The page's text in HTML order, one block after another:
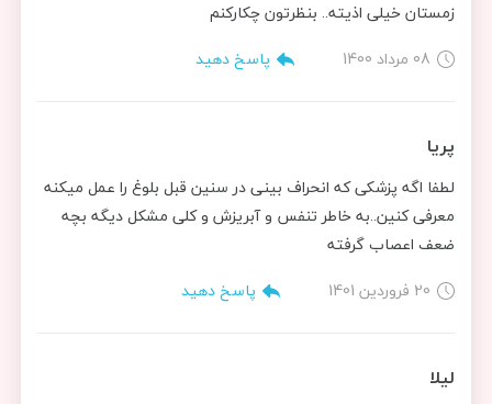
زمستان خیلی اذیته.. بنظرتون چکارکنم
08 مرداد 1400
پاسخ دهید
پریا
لطفا اگه پزشکی که انحراف بینی در سنین قبل بلوغ را عمل میکنه
معرفی کنین..به خاطر تنفس و آبریزش و کلی مشکل دیگه بچه
ضعف اعصاب گرفته
20 فروردین 1401
پاسخ دهید
لیلا